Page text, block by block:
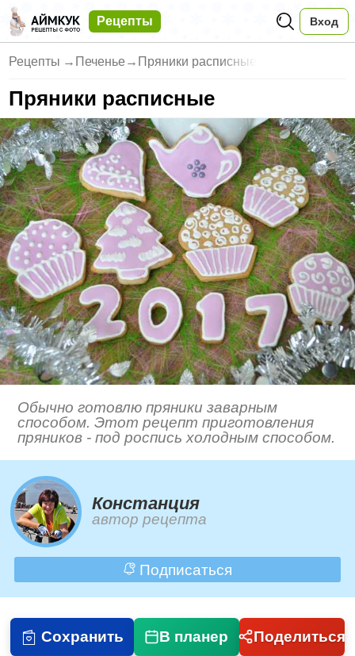
Рецепты Вход
Рецепты → Печенье → Пряники расписные
Пряники расписные
Обычно готовлю пряники заварным
способом. Этот рецепт приготовления
пряников - под роспись холодным способом.
Констанция
автор рецепта
Подписаться
Сохранить В планер Поделиться